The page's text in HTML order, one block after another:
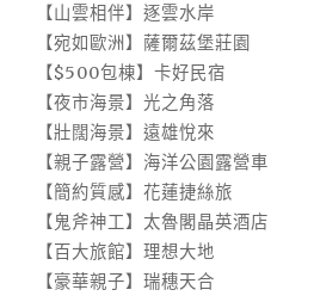
【山雲相伴】逐雲水岸
【宛如歐洲】薩爾茲堡莊園
【$500包棟】卡好民宿
【夜市海景】光之角落
【壯闊海景】遠雄悅來
【親子露營】海洋公園露營車
【簡約質感】花蓮捷絲旅
【鬼斧神工】太魯閣晶英酒店
【百大旅館】理想大地
【豪華親子】瑞穗天合